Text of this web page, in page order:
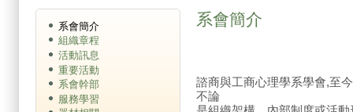
系會簡介
諮商與工商心理學系學會,至
不論
系會簡介
組織章程
活動訊息
重要活動
系會幹部
服務學習